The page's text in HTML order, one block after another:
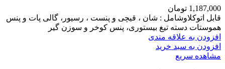
1,187,000 تومان
قابل اتوکلاوشامل : شان ، قیچی و پنست ، رسیور، گالی پات و پنس
هموستات دسته تیغ بیستوری، پنس کوخر و سوزن گیر
افزودن به علاقه مندی
افزودن به سبد خرید
مشاهده سریع